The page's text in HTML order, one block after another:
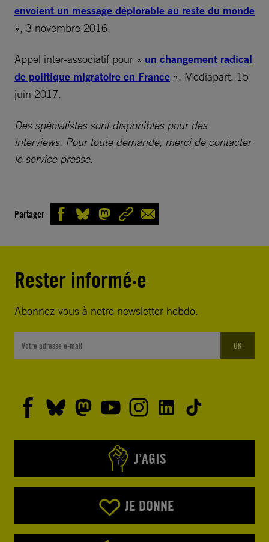
envoient un message déplorable au reste du monde
», 3 novembre 2016.
Appel inter-associatif pour « un changement radical
de politique migratoire en France », Mediapart, 15
juin 2017.
Des spécialistes sont disponibles pour des
interviews. Pour toute demande, merci de contacter
le service presse.
Partager
Rester informé·e
Abonnez-vous à notre newsletter hebdo.
OK
J’AGIS
JE DONNE